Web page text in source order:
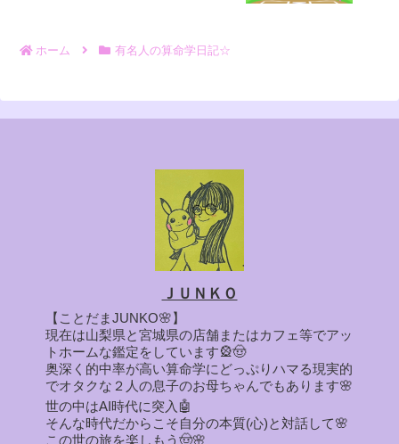
ホーム 有名人の算命学日記☆
ＪＵＮＫＯ
【ことだまJUNKO🌸】
現在は山梨県と宮城県の店舗またはカフェ等でアッ
トホームな鑑定をしています🎡🤠
奥深く的中率が高い算命学にどっぷりハマる現実的
でオタクな２人の息子のお母ちゃんでもあります🌸
世の中はAI時代に突入🤖
そんな時代だからこそ自分の本質(心)と対話して🌸
この世の旅を楽しもう🤠🌸